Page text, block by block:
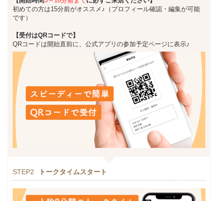
初めての方は15分前がオススメ♪（プロフィール確認・編集が可能
です）
【受付はQRコードで】
QRコードは開始直前に、公式アプリの参加予定ページに表示♪
STEP2 トークタイムスタート